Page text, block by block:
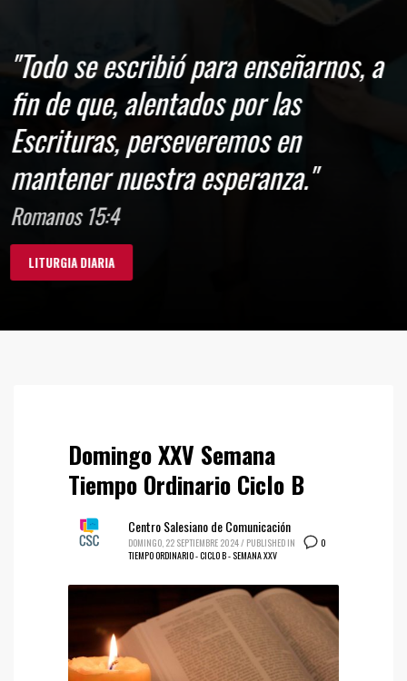
"Todo se escribió para enseñarnos, a
fin de que, alentados por las
Escrituras, perseveremos en
mantener nuestra esperanza."
Romanos 15:4
LITURGIA DIARIA
Domingo XXV Semana
Tiempo Ordinario Ciclo B
0
Centro Salesiano de Comunicación
DOMINGO, 22 SEPTIEMBRE 2024/ PUBLISHED IN
TIEMPO ORDINARIO - CICLO B - SEMANA XXV